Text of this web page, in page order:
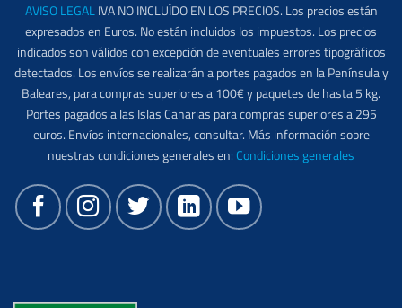
AVISO LEGALIVA NO INCLUÍDO EN LOS PRECIOS. Los precios están
expresados en Euros. No están incluidos los impuestos. Los precios
indicados son válidos con excepción de eventuales errores tipográficos
detectados. Los envíos se realizarán a portes pagados en la Península y
Baleares, para compras superiores a 100€ y paquetes de hasta 5 kg.
Portes pagados a las Islas Canarias para compras superiores a 295
euros. Envíos internacionales, consultar. Más información sobre
nuestras condiciones generales en: Condiciones generales